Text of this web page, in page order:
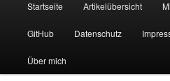
Startseite Artikelübersicht
GitHub Datenschutz
Über mich